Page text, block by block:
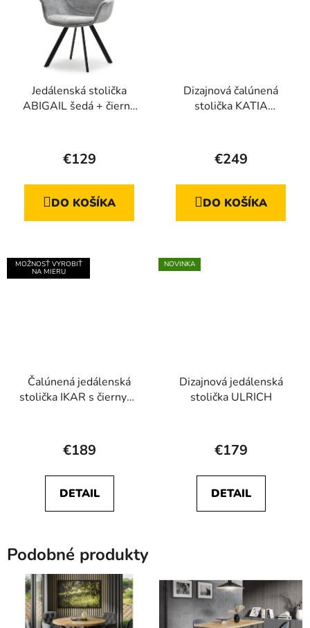
Jedálenská stolička
ABIGAIL šedá + čierne
€129
DO KOŠÍKA
Dizajnová čalúnená
stolička KATIA
€249
DO KOŠÍKA
MOŽNOSŤ VYROBIŤ
NA MIERU
Čalúnená jedálenská
stolička IKAR s čiernymi
hodnotenie
je
5,0
hviezdičiek.
€189
DETAIL
NOVINKA
Dizajnová jedálenská
stolička ULRICH
€179
DETAIL
Podobné produkty